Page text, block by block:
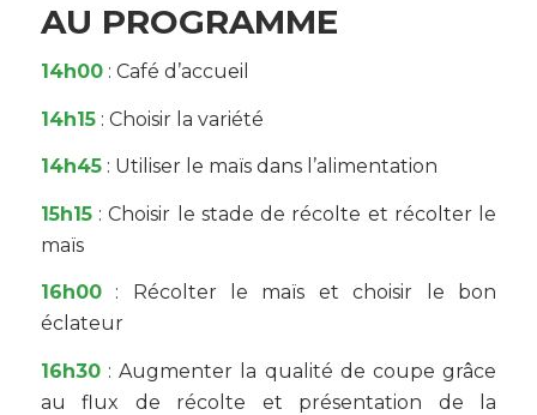
AU PROGRAMME
14h00: Café d’accueil
14h15: Choisir la variété
14h45: Utiliser le maïs dans l’alimentation
15h15: Choisir le stade de récolte et récolter le
maïs
16h00: Récolter le maïs et choisir le bon
éclateur
16h30: Augmenter la qualité de coupe grâce
au flux de récolte et présentation de la